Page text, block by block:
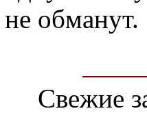
не обманут.
Свежие